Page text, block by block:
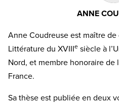
ANNE
Anne Coudreuse est maître
Littérature du XVIIIe siècle à
Nord, et membre honoraire de
France.
Sa thèse est publiée en deux